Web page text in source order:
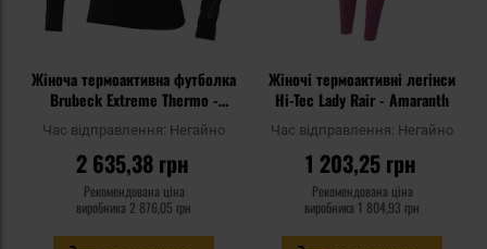
Жіноча термоактивна футболка
Brubeck Extreme Thermo -
Час відправлення: Негайно
2 635,38 грн
Рекомендована ціна
виробника 2 876,05 грн
Жіночі термоактивні легінси
Hi-Tec Lady Rair - Amaranth
Час відправлення: Негайно
1 203,25 грн
Рекомендована ціна
виробника 1 804,93 грн